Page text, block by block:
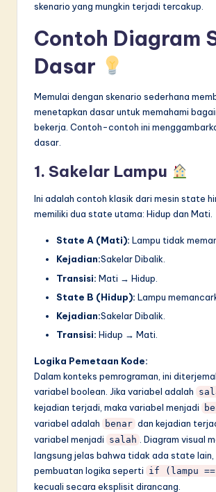
skenario yang mungkin terjadi tercakup.
Contoh Diagram
Dasar
Memulai dengan skenario sederhana
menetapkan dasar untuk memahami
bekerja. Contoh-contoh ini
dasar.
1. Sakelar Lampu
Ini adalah contoh klasik dari mesin state
memiliki dua state utama: Hidup dan Mati.
State A (Mati): Lampu tidak
Kejadian:Sakelar Dibalik.
Transisi: Mati → Hidup.
State B (Hidup): Lampu
Kejadian:Sakelar Dibalik.
Transisi: Hidup → Mati.
Logika Pemetaan Kode:
Dalam konteks pemrograman, ini
variabel boolean. Jika variabel adalah
kejadian terjadi, maka variabel menjadi
variabel adalah
benar dan kejadian
variabel menjadi salah
. Diagram visual
langsung jelas bahwa tidak ada state lain,
pembuatan logika seperti if (lampu
kecuali secara eksplisit dirancang.